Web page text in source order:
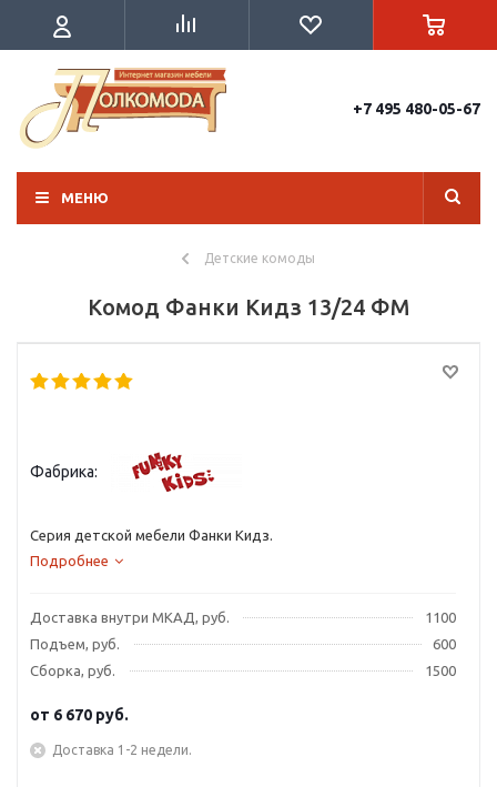
+7 495 480-05-67
МЕНЮ
Детские комоды
Комод Фанки Кидз 13/24 ФМ
Фабрика:
Серия детской мебели Фанки Кидз.
Подробнее
Доставка внутри МКАД, руб.
1100
Подъем, руб.
600
Сборка, руб.
1500
от 6 670 руб.
Доставка 1-2 недели.